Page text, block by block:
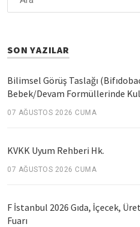
SON YAZILAR
Bilimsel Görüş Taslağı
Bebek/Devam Formüllerinde
07 AĞUSTOS 2026 CUMA
KVKK Uyum Rehberi Hk.
07 AĞUSTOS 2026 CUMA
F İstanbul 2026 Gıda, İçecek,
Fuarı